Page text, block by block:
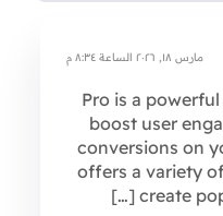
مارس ١٨, ٢٠٢٦ الساعة ٨:٣٤ م
[…] Pro is a
boost user
conversions on
offers a variety
create